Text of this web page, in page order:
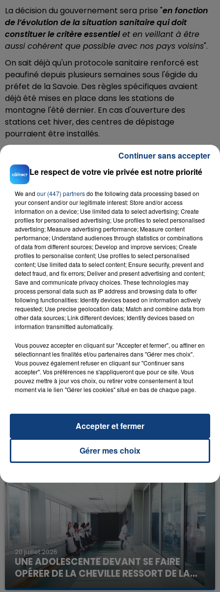
La décision du gouvernement sera prise "en fonction
de l’évolution de la situation sanitaire qui doit
constituer le critère essentielet en veillant à être
aussi cohérent que possible avec nos pays voisins".
On sait déjà qu'un protocole sanitaire renforcé est
peaufiné depuis plusieurs semaines sous l'égide du
préfet de la Savoie. Des règles spécifiques avaient
déjà été mises en place dans les stations de
montagne l'été dernier. En cas d'ouverture des
stations cet hiver, des centres de dépistage
pourraient être installés.
Téléchargez gratuitement l'application Contact FM
sur
Four To The Floor
OFENBACH & STARSAILOR
RADIO CONTACT
FIL D'ACTU
INCENDIE MORTEL À LENS : UNE FEMME ET
SON BÉBÉ ENTRE LA VIE ET LA...
Un homme s'est immolé par le feu après avoir
d'un liquide inflammable.
20 juillet 2026
UNE ADOLESCENTE DEVANT SE FAIRE
OPÉRER DE LA CHEVILLE RESSORT DE LA...
La famille a porté plainte contre la clinique qui a
Le respect de votre vie privée est notre priorité
We and our (447) partnersdo the following data processing based on
your consent and/or our legitimate interest: Store and/or access
information on a device; Use limited data to select advertising; Create
profiles for personalised advertising; Use profiles to select personalised
advertising; Measure advertising performance; Measure content
performance; Understand audiences through statistics or combinations
of data from different sources; Develop and improve services; Create
profiles to personalise content; Use profiles to select personalised
content; Use limited data to select content; Ensure security, prevent and
detect fraud, and fix errors; Deliver and present advertising and content;
Save and communicate privacy choices. These technologies may
process personal data such as IP address and browsing data to offer
following functionalities: Identify devices based on information actively
requested; Use precise geolocation data; Match and combine data from
other data sources; Link different devices; Identify devices based on
information transmitted automatically.
Vous pouvez accepter en cliquant sur "Accepter et fermer", ou affiner en
sélectionnant les finalités et/ou partenaires dans "Gérer mes choix".
Vous pouvez également refuser en cliquant sur "Continuer sans
accepter". Vos préférences ne s'appliqueront que pour ce site. Vous
pouvez mettre à jour vos choix, ou retirer votre consentement à tout
moment via le lien "Gérer les cookies" situé en bas de chaque page.
Gérer mes choix
Accepter et fermer
Continuer sans accepter